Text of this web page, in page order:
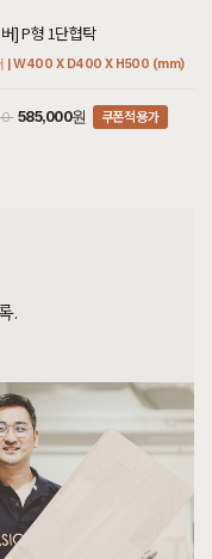
후기입니다
후기입니다
오크]
기입니다
기입니다
설치후기입니다
치후기입니다
대]
기입니다
] P형 1단협탁
| W400 X D400 X H500 (mm)
585,000원 쿠폰적용가
.